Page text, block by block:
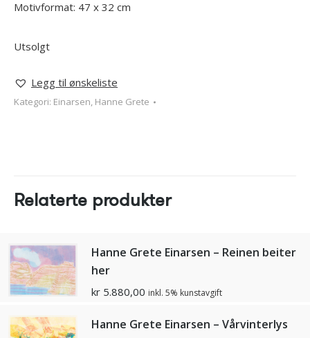
Motivformat: 47 x 32 cm
Utsolgt
Legg til ønskeliste
Kategori: Einarsen, Hanne Grete
Relaterte produkter
Hanne Grete Einarsen – Reinen beiter
her
kr 5.880,00 inkl. 5% kunstavgift
Hanne Grete Einarsen – Vårvinterlys